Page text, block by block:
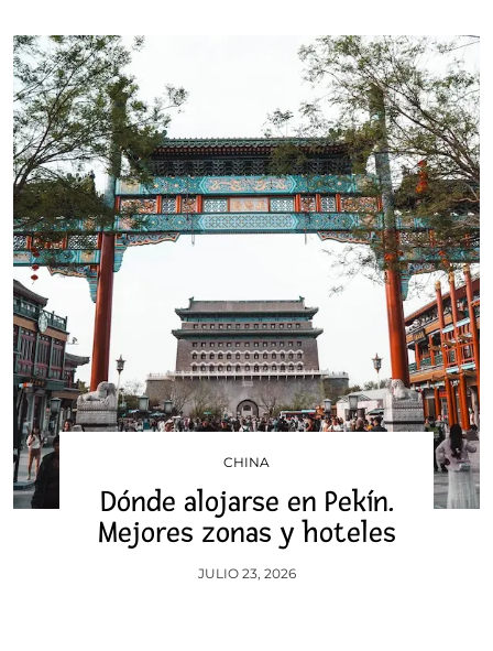
CHINA
Dónde alojarse en Pekín.
Mejores zonas y hoteles
JULIO 23, 2026